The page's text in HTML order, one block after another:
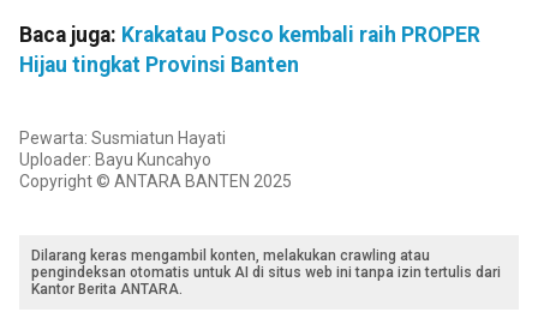
Baca juga: Krakatau Posco kembali raih PROPER
Hijau tingkat Provinsi Banten
Pewarta: Susmiatun Hayati
Uploader: Bayu Kuncahyo
Copyright © ANTARA BANTEN 2025
Dilarang keras mengambil konten, melakukan crawling atau
pengindeksan otomatis untuk AI di situs web ini tanpa izin tertulis dari
Kantor Berita ANTARA.